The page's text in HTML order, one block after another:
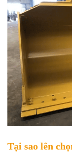
Tại sao lên